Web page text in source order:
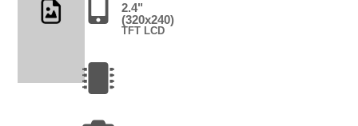
2.4"
(320x240)
TFT LCD